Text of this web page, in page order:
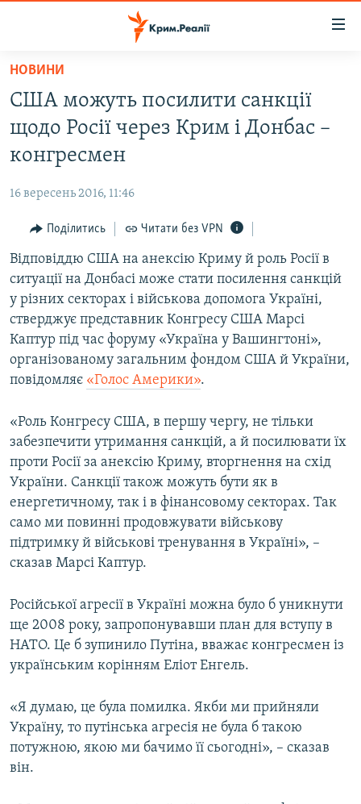
Перейти
основного
матеріалу
до
основної
навігації
Перейти
пошуку
БЛОГИ
ПОГЛЯД
ІНТЕРВ'Ю
ВСЕ ЗА ДЕНЬ
СПЕЦПРОЕКТИ
ДЕПОРТАЦІЯ
ВІДЕОУРОКИ «ELIFBE»
УКРАЇНСЬКА ПРОБЛЕМА КРИМУ
ІНФОГРАФІКА
ЯК ОБІЙТИ БЛОКУВАННЯ
Русский
Qırımtatar
ДОЛУЧАЙСЯ!
Усі сайти RFE/RL
НОВИНИ
США можуть посилити санкції
щодо Росії через Крим і Донбас –
конгресмен
16 вересень 2016, 11:46
Поділитись Читати без VPN
Відповіддю США на анексію Криму й роль Росії в
ситуації на Донбасі може стати посилення санкцій
у різних секторах і військова допомога Україні,
стверджує представник Конгресу США Марсі
Каптур під час форуму «Україна у Вашингтоні»,
організованому загальним фондом США й України,
повідомляє «Голос Америки».
«Роль Конгресу США, в першу чергу, не тільки
забезпечити утримання санкцій, а й посилювати їх
проти Росії за анексію Криму, вторгнення на схід
України. Санкції також можуть бути як в
енергетичному, так і в фінансовому секторах. Так
само ми повинні продовжувати військову
підтримку й військові тренування в Україні», –
сказав Марсі Каптур.
Російської агресії в Україні можна було б уникнути
ще 2008 року, запропонувавши план для вступу в
НАТО. Це б зупинило Путіна, вважає конгресмен із
українським корінням Еліот Енгель.
«Я думаю, це була помилка. Якби ми прийняли
Україну, то путінська агресія не була б такою
потужною, якою ми бачимо її сьогодні», – сказав
він.